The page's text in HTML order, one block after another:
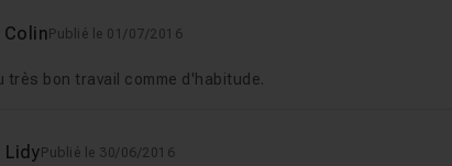
Publié le 01/07/2016
très bon travail comme d'habitude.
Lidy Publié le 30/06/2016